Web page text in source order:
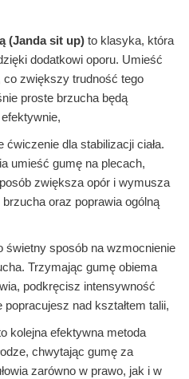
(Janda sit up) to klasyka, która
dodatkowi oporu. Umieść
zwiększy trudność tego
proste brzucha będą
ćwiczenie dla stabilizacji ciała.
umieść gumę na plecach,
zwiększa opór i wymusza
oraz poprawia ogólną
świetny sposób na wzmocnienie
Trzymając gumę obiema
podkręcisz intensywność
nad kształtem talii,
kolejna efektywna metoda
chwytając gumę za
zarówno w prawo, jak i w